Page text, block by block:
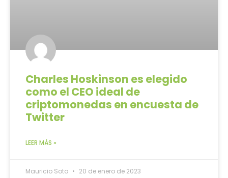
Charles Hoskinson es elegido
como el CEO ideal de
criptomonedas en encuesta de
Twitter
LEER MÁS »
Mauricio Soto 20 de enero de 2023